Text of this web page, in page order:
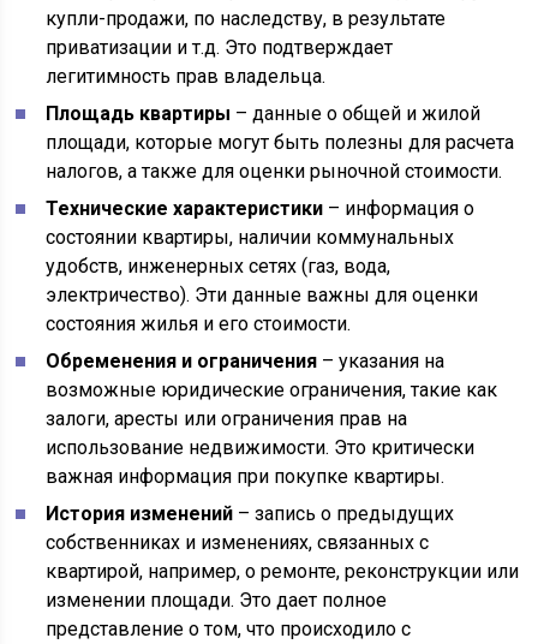
купли-продажи, по наследству, в результате
приватизации и т.д. Это подтверждает
легитимность прав владельца.
Площадь квартиры – данные о общей и жилой
площади, которые могут быть полезны для расчета
налогов, а также для оценки рыночной стоимости.
Технические характеристики – информация о
состоянии квартиры, наличии коммунальных
удобств, инженерных сетях (газ, вода,
электричество). Эти данные важны для оценки
состояния жилья и его стоимости.
Обременения и ограничения – указания на
возможные юридические ограничения, такие как
залоги, аресты или ограничения прав на
использование недвижимости. Это критически
важная информация при покупке квартиры.
История изменений – запись о предыдущих
собственниках и изменениях, связанных с
квартирой, например, о ремонте, реконструкции или
изменении площади. Это дает полное
представление о том, что происходило с